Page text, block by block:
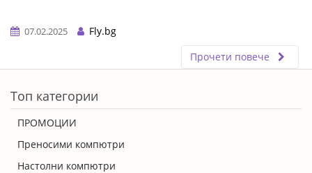
07.02.2025
Fly.bg
Прочети повече
Топ категории
ПРОМОЦИИ
Преносими компютри
Настолни компютри